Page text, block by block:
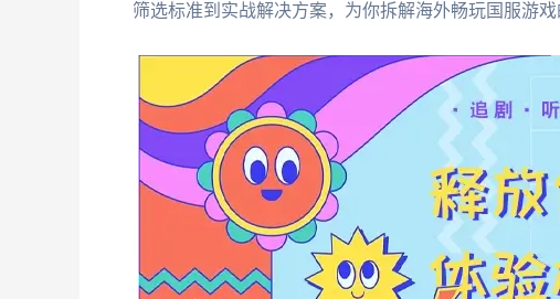
筛选标准到实战解决方案，为你拆解海外畅玩国服游戏